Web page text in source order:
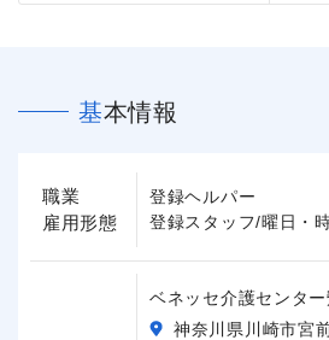
基本情報
職業
雇用形態
登録ヘルパー
登録スタッフ/曜日・
ベネッセ介護センター
神奈川県川崎市宮